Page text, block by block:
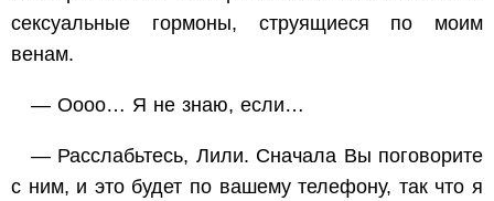
сексуальные гормоны, струящиеся по моим
венам.
— Оооо… Я не знаю, если…
— Расслабьтесь, Лили. Сначала Вы поговорите
с ним, и это будет по вашему телефону, так что я